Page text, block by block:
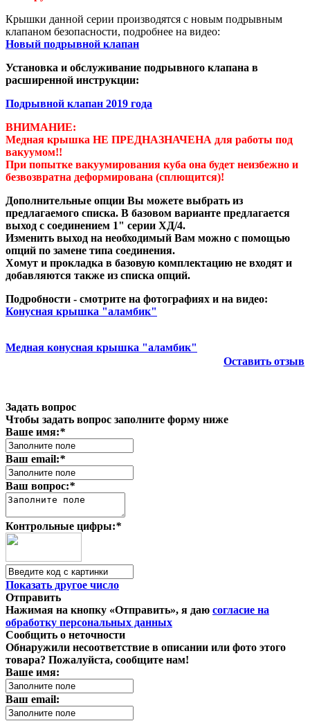
Крышки данной серии производятся с новым подрывным
клапаном безопасности, подробнее на видео:
Новый подрывной клапан
Установка и обслуживание подрывного клапана в
расширенной инструкции:
Подрывной клапан 2019 года
ВНИМАНИЕ:
Медная крышка НЕ ПРЕДНАЗНАЧЕНА для работы под
вакуумом!!
При попытке вакуумирования куба она будет неизбежно и
безвозвратна деформирована (сплющится)!
Дополнительные опции Вы можете выбрать из
предлагаемого списка. В базовом варианте предлагается
выход с соединением 1" серии ХД/4.
Изменить выход на необходимый Вам можно с помощью
опций по замене типа соединения.
Хомут и прокладка в базовую комплектацию не входят и
добавляются также из списка опций.
Подробности - смотрите на фотографиях и на видео:
Конусная крышка "аламбик"
Медная конусная крышка "аламбик"
Оставить отзыв
Задать вопрос
Чтобы задать вопрос заполните форму ниже
Ваше имя:*
Ваш email:*
Ваш вопрос:*
Контрольные цифры:*
Показать другое число
Отправить
Нажимая на кнопку «Отправить», я даю согласие на
обработку персональных данных
Сообщить о неточности
Обнаружили несоответствие в описании или фото этого
товара? Пожалуйста, сообщите нам!
Ваше имя:
Ваш email: